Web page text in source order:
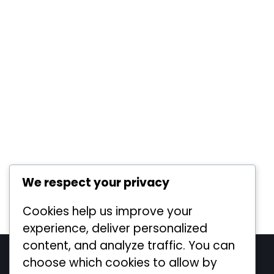
Legal
We respect your privacy
Cookies help us improve your
experience, deliver personalized
content, and analyze traffic. You can
choose which cookies to allow by